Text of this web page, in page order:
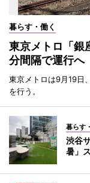
暮らす・働く
東京メトロ「
分間隔で運行へ
東京メトロは9月19日
を行う。
暮らす
渋谷
暑」